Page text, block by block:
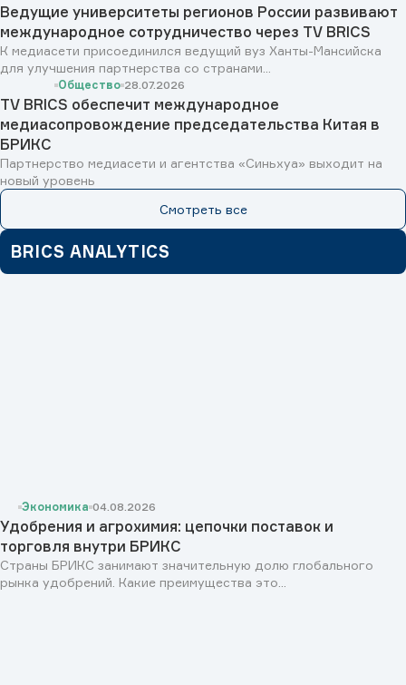
Ведущие университеты регионов России развивают
международное сотрудничество через TV BRICS
К медиасети присоединился ведущий вуз Ханты-Мансийска
для улучшения партнерства со странами...
Общество 28.07.2026
TV BRICS обеспечит международное
медиасопровождение председательства Китая в
БРИКС
Партнерство медиасети и агентства «Синьхуа» выходит на
новый уровень
Смотреть все
BRICS ANALYTICS
Экономика 04.08.2026
Удобрения и агрохимия: цепочки поставок и
торговля внутри БРИКС
Страны БРИКС занимают значительную долю глобального
рынка удобрений. Какие преимущества это...